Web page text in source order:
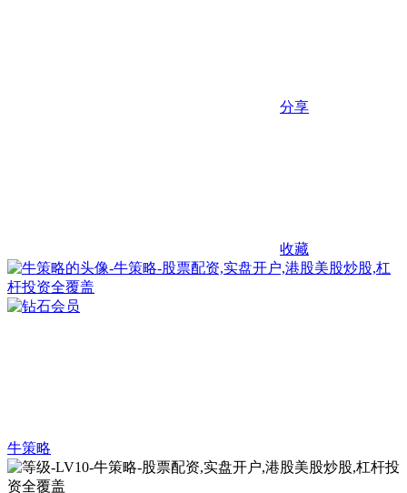
分享
收藏
牛策略